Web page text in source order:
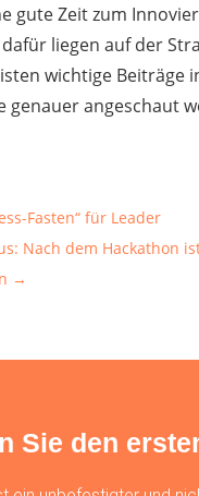
gute Zeit zum
liegen auf der
wichtige Beiträge
genauer angeschaut
Fasten“ für Leader
Nach dem Hackathon
→
Sie den